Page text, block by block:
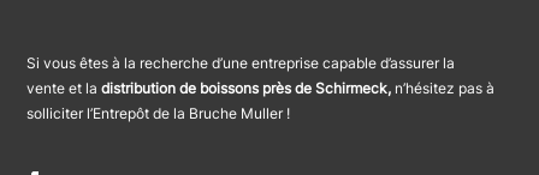
Si vous êtes à la recherche d’une entreprise capable d’assurer la
vente et ladistribution de boissons près de Schirmeck, n’hésitez pas à
solliciter l’Entrepôt de la Bruche Muller !